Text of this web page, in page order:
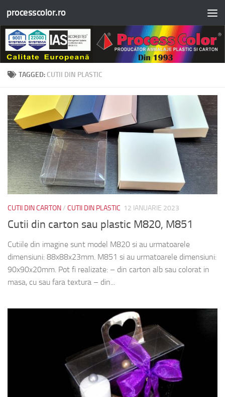
Skip to content
processcolor.ro
TAGGED: CUTII DIN PLASTIC
CUTII DIN CARTON/ CUTII DIN PLASTIC 12 IANUARIE 2023
Cutii din carton sau plastic M820, M851
Cutiile din imagine sunt model M820 si au urmatoarele
dimensiuni: 88x88x23mm. M851 si au urmatoarele dimensiuni:
90x90x20mm. Pot fi realizate: – din carton alb sau colorat in
masa, cu sau fara textura – din...